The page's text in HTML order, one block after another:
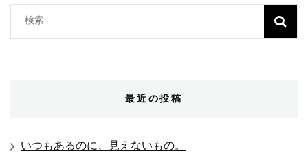
検
最近の投稿
いつもあるのに、見えないもの。